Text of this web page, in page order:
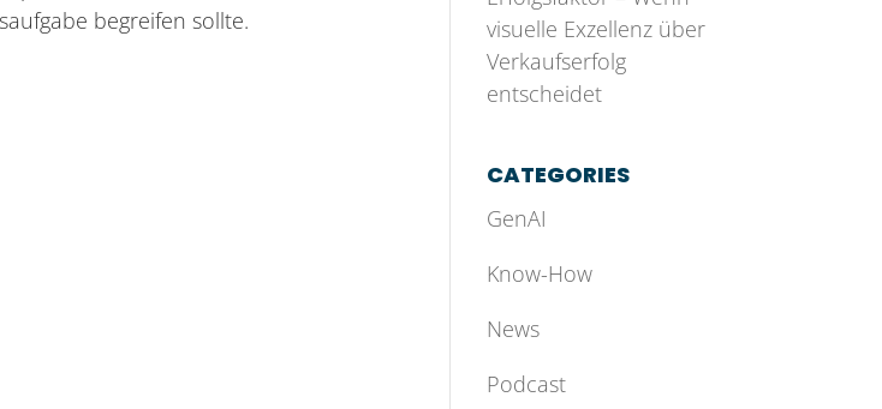
begreifen sollte.
visuelle Exzellenz über
Verkaufserfolg
entscheidet
CATEGORIES
GenAI
Know-How
News
Podcast